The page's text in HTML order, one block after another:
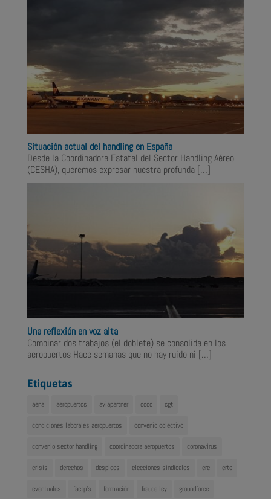
Situación actual del handling en España
Desde la Coordinadora Estatal del Sector Handling Aéreo
(CESHA), queremos expresar nuestra profunda […]
Una reflexión en voz alta
Combinar dos trabajos (el doblete) se consolida en los
aeropuertos Hace semanas que no hay ruido ni […]
Etiquetas
aena aeropuertos aviapartner ccoo cgt
condiciones laborales aeropuertos convenio colectivo
convenio sector handling coordinadora aeropuertos coronavirus
crisis derechos despidos elecciones sindicales ere erte
eventuales factp's formación fraude ley groundforce